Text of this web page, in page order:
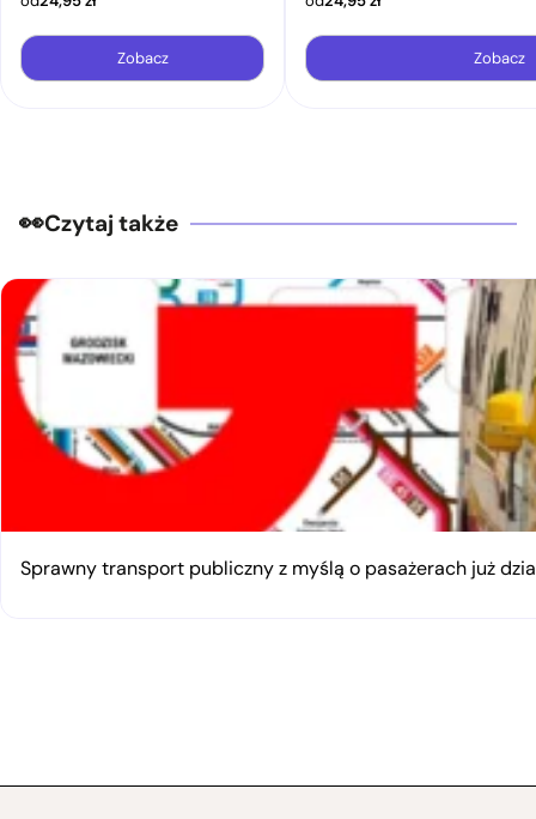
Zobacz Zobacz
Czytaj także
Sprawny transport publiczny z myślą o pasażerach już